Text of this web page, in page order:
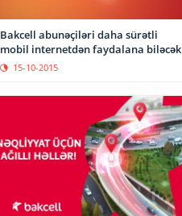
Bakcell abunəçiləri daha sürətli
mobil internetdən faydalana biləcək
15-10-2015